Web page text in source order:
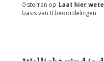
Laat hier
0 sterren op
basis van 0 beoordelingen